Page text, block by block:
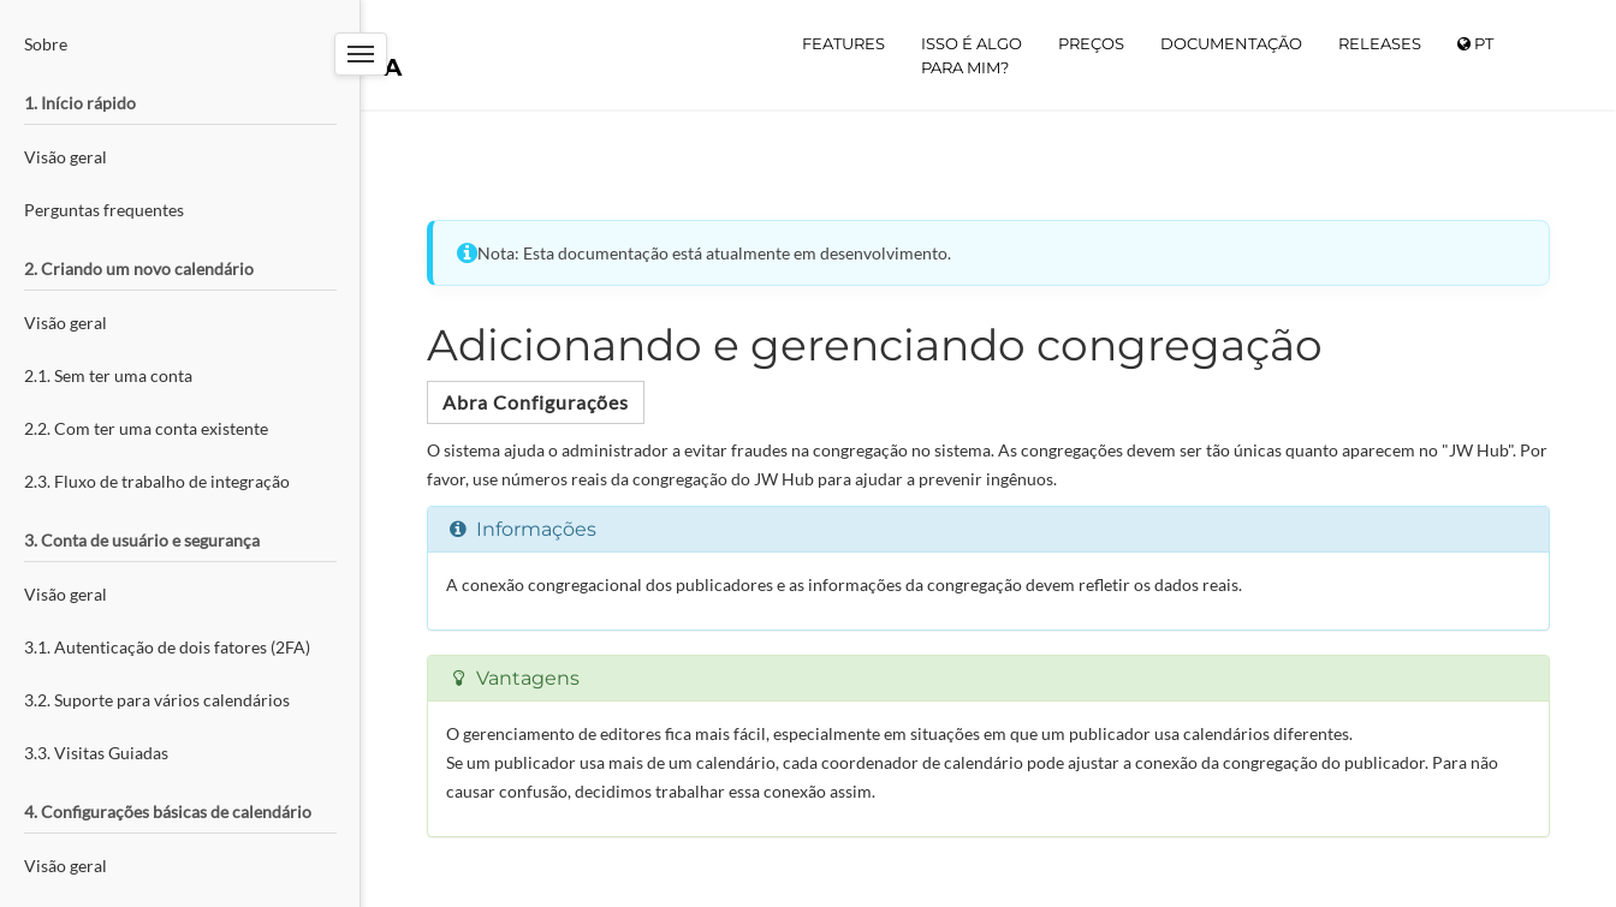
SISTEMA DE RESERVA
FEATURES
ISSO É ALGO
PARA MIM?
PREÇOS DOCUMENTAÇÃO RELEASES PT
Sobre
1. Início rápido
Visão geral
Perguntas frequentes
2. Criando um novo calendário
Visão geral
2.1. Sem ter uma conta
2.2. Com ter uma conta existente
2.3. Fluxo de trabalho de integração
3. Conta de usuário e segurança
Visão geral
3.1. Autenticação de dois fatores (2FA)
3.2. Suporte para vários calendários
3.3. Visitas Guiadas
4. Configurações básicas de calendário
Visão geral
Nota: Esta documentação está atualmente em desenvolvimento.
Adicionando e gerenciando congregação
Abra Configurações
O sistema ajuda o administrador a evitar fraudes na congregação no sistema. As congregações devem ser tão únicas quanto aparecem no "JW Hub". Por
favor, use números reais da congregação do JW Hub para ajudar a prevenir ingênuos.
Informações
A conexão congregacional dos publicadores e as informações da congregação devem refletir os dados reais.
Vantagens
O gerenciamento de editores fica mais fácil, especialmente em situações em que um publicador usa calendários diferentes.
Se um publicador usa mais de um calendário, cada coordenador de calendário pode ajustar a conexão da congregação do publicador. Para não
causar confusão, decidimos trabalhar essa conexão assim.